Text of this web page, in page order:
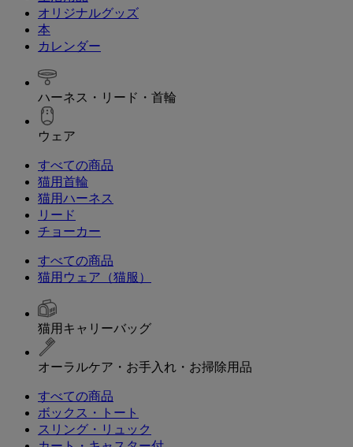
オリジナルグッズ
本
カレンダー
ハーネス・リード・首輪
ウェア
すべての商品
猫用首輪
猫用ハーネス
リード
チョーカー
すべての商品
猫用ウェア（猫服）
猫用キャリーバッグ
オーラルケア・お手入れ・お掃除用品
すべての商品
ボックス・トート
スリング・リュック